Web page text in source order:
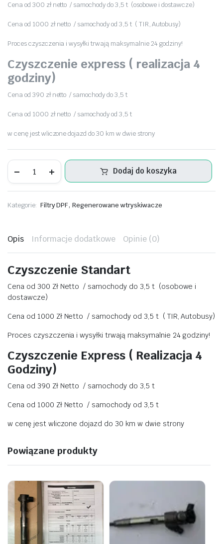
Cena od 300 zł netto / samochody do 3,5 t (osobowe i dostawcze)
Cena od 1000 zł netto / samochody od 3,5 t ( TIR, Autobusy)
Proces czyszczenia i wysyłki trwają maksymalnie 24 godziny!
Czyszczenie express ( realizacja 4
godziny)
Cena od 390 zł netto / samochody do 3,5 t
Cena od 1000 zł netto / samochody od 3,5 t
w cenę jest wliczone dojazd do 30 km w dwie strony
Regeneracja
filtra
Fiat
2.3
ilość
Dodaj do koszyka
Kategorie: Filtry DPF, Regenerowane wtryskiwacze
Opis Informacje dodatkowe Opinie (0)
Czyszczenie Standart
Cena od 300 Zł Netto / samochody do 3,5 t (osobowe i
dostawcze)
Cena od 1000 Zł Netto / samochody od 3,5 t ( TIR, Autobusy)
Proces czyszczenia i wysyłki trwają maksymalnie 24 godziny!
Czyszczenie Express ( Realizacja 4
Godziny)
Cena od 390 Zł Netto / samochody do 3,5 t
Cena od 1000 Zł Netto / samochody od 3,5 t
w cenę jest wliczone dojazd do 30 km w dwie strony
Powiązane produkty